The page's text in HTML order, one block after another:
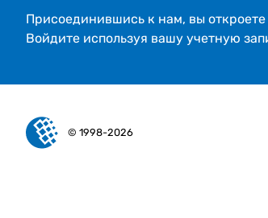
Присоединившись к нам, вы
Войдите используя вашу учетную
© 1998-2026